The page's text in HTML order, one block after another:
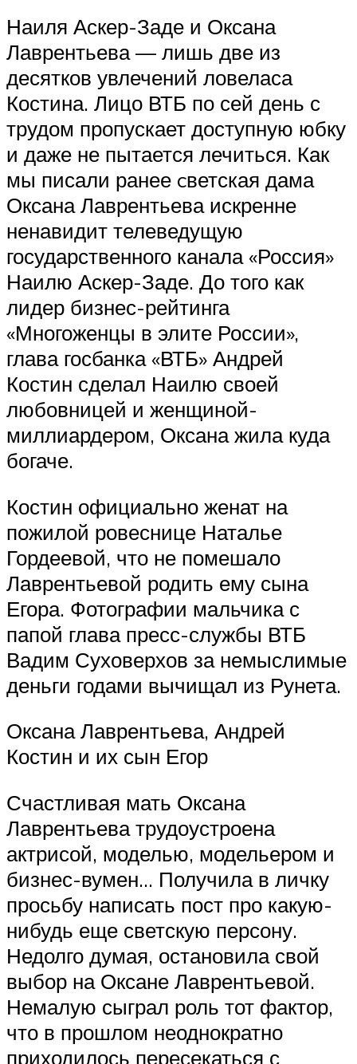
Наиля Аскер-Заде и Оксана
Лаврентьева — лишь две из
десятков увлечений ловеласа
Костина. Лицо ВТБ по сей день с
трудом пропускает доступную юбку
и даже не пытается лечиться. Как
мы писали ранее cветская дама
Оксана Лаврентьева искренне
ненавидит телеведущую
государственного канала «Россия»
Наилю Аскер-Заде. До того как
лидер бизнес-рейтинга
«Многоженцы в элите России»,
глава госбанка «ВТБ» Андрей
Костин сделал Наилю своей
любовницей и женщиной-
миллиардером, Оксана жила куда
богаче.
Костин официально женат на
пожилой ровеснице Наталье
Гордеевой, что не помешало
Лаврентьевой родить ему сына
Егора. Фотографии мальчика с
папой глава пресс-службы ВТБ
Вадим Суховерхов за немыслимые
деньги годами вычищал из Рунета.
Оксана Лаврентьева, Андрей
Костин и их сын Егор
Счастливая мать Оксана
Лаврентьева трудоустроена
актрисой, моделью, модельером и
бизнес-вумен… Получила в личку
просьбу написать пост про какую-
нибудь еще светскую персону.
Недолго думая, остановила свой
выбор на Оксане Лаврентьевой.
Немалую сыграл роль тот фактор,
что в прошлом неоднократно
приходилось пересекаться с